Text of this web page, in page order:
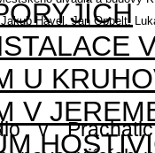
U
V
Havel, Jan Oppelt,
v